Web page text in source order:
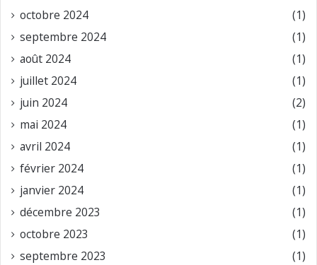
octobre 2024
(1)
septembre 2024
(1)
août 2024
(1)
juillet 2024
(1)
juin 2024
(2)
mai 2024
(1)
avril 2024
(1)
février 2024
(1)
janvier 2024
(1)
décembre 2023
(1)
octobre 2023
(1)
septembre 2023
(1)